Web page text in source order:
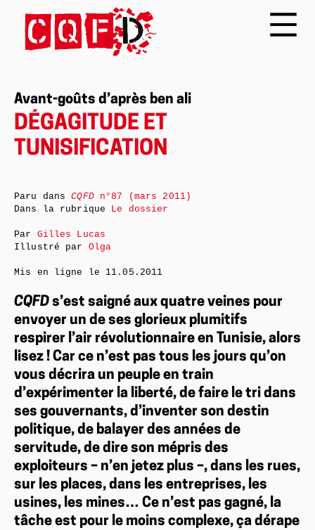
Avant-goûts d’après ben ali
DÉGAGITUDE ET
TUNISIFICATION
CQFD s’est saigné aux quatre veines pour
envoyer un de ses glorieux plumitifs
respirer l’air révolutionnaire en Tunisie, alors
lisez ! Car ce n’est pas tous les jours qu’on
vous décrira un peuple en train
d’expérimenter la liberté, de faire le tri dans
ses gouvernants, d’inventer son destin
politique, de balayer des années de
servitude, de dire son mépris des
exploiteurs – n’en jetez plus –, dans les rues,
sur les places, dans les entreprises, les
usines, les mines… Ce n’est pas gagné, la
tâche est pour le moins complexe, ça dérape
Paru dansCQFDn°87 (mars 2011)
Dans la rubrique Le dossier
Par Gilles Lucas
Illustré par Olga
Mis en ligne le 11.05.2011